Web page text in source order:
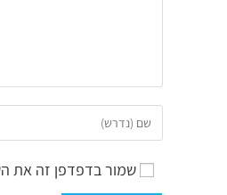
שמור בדפדפן זה את